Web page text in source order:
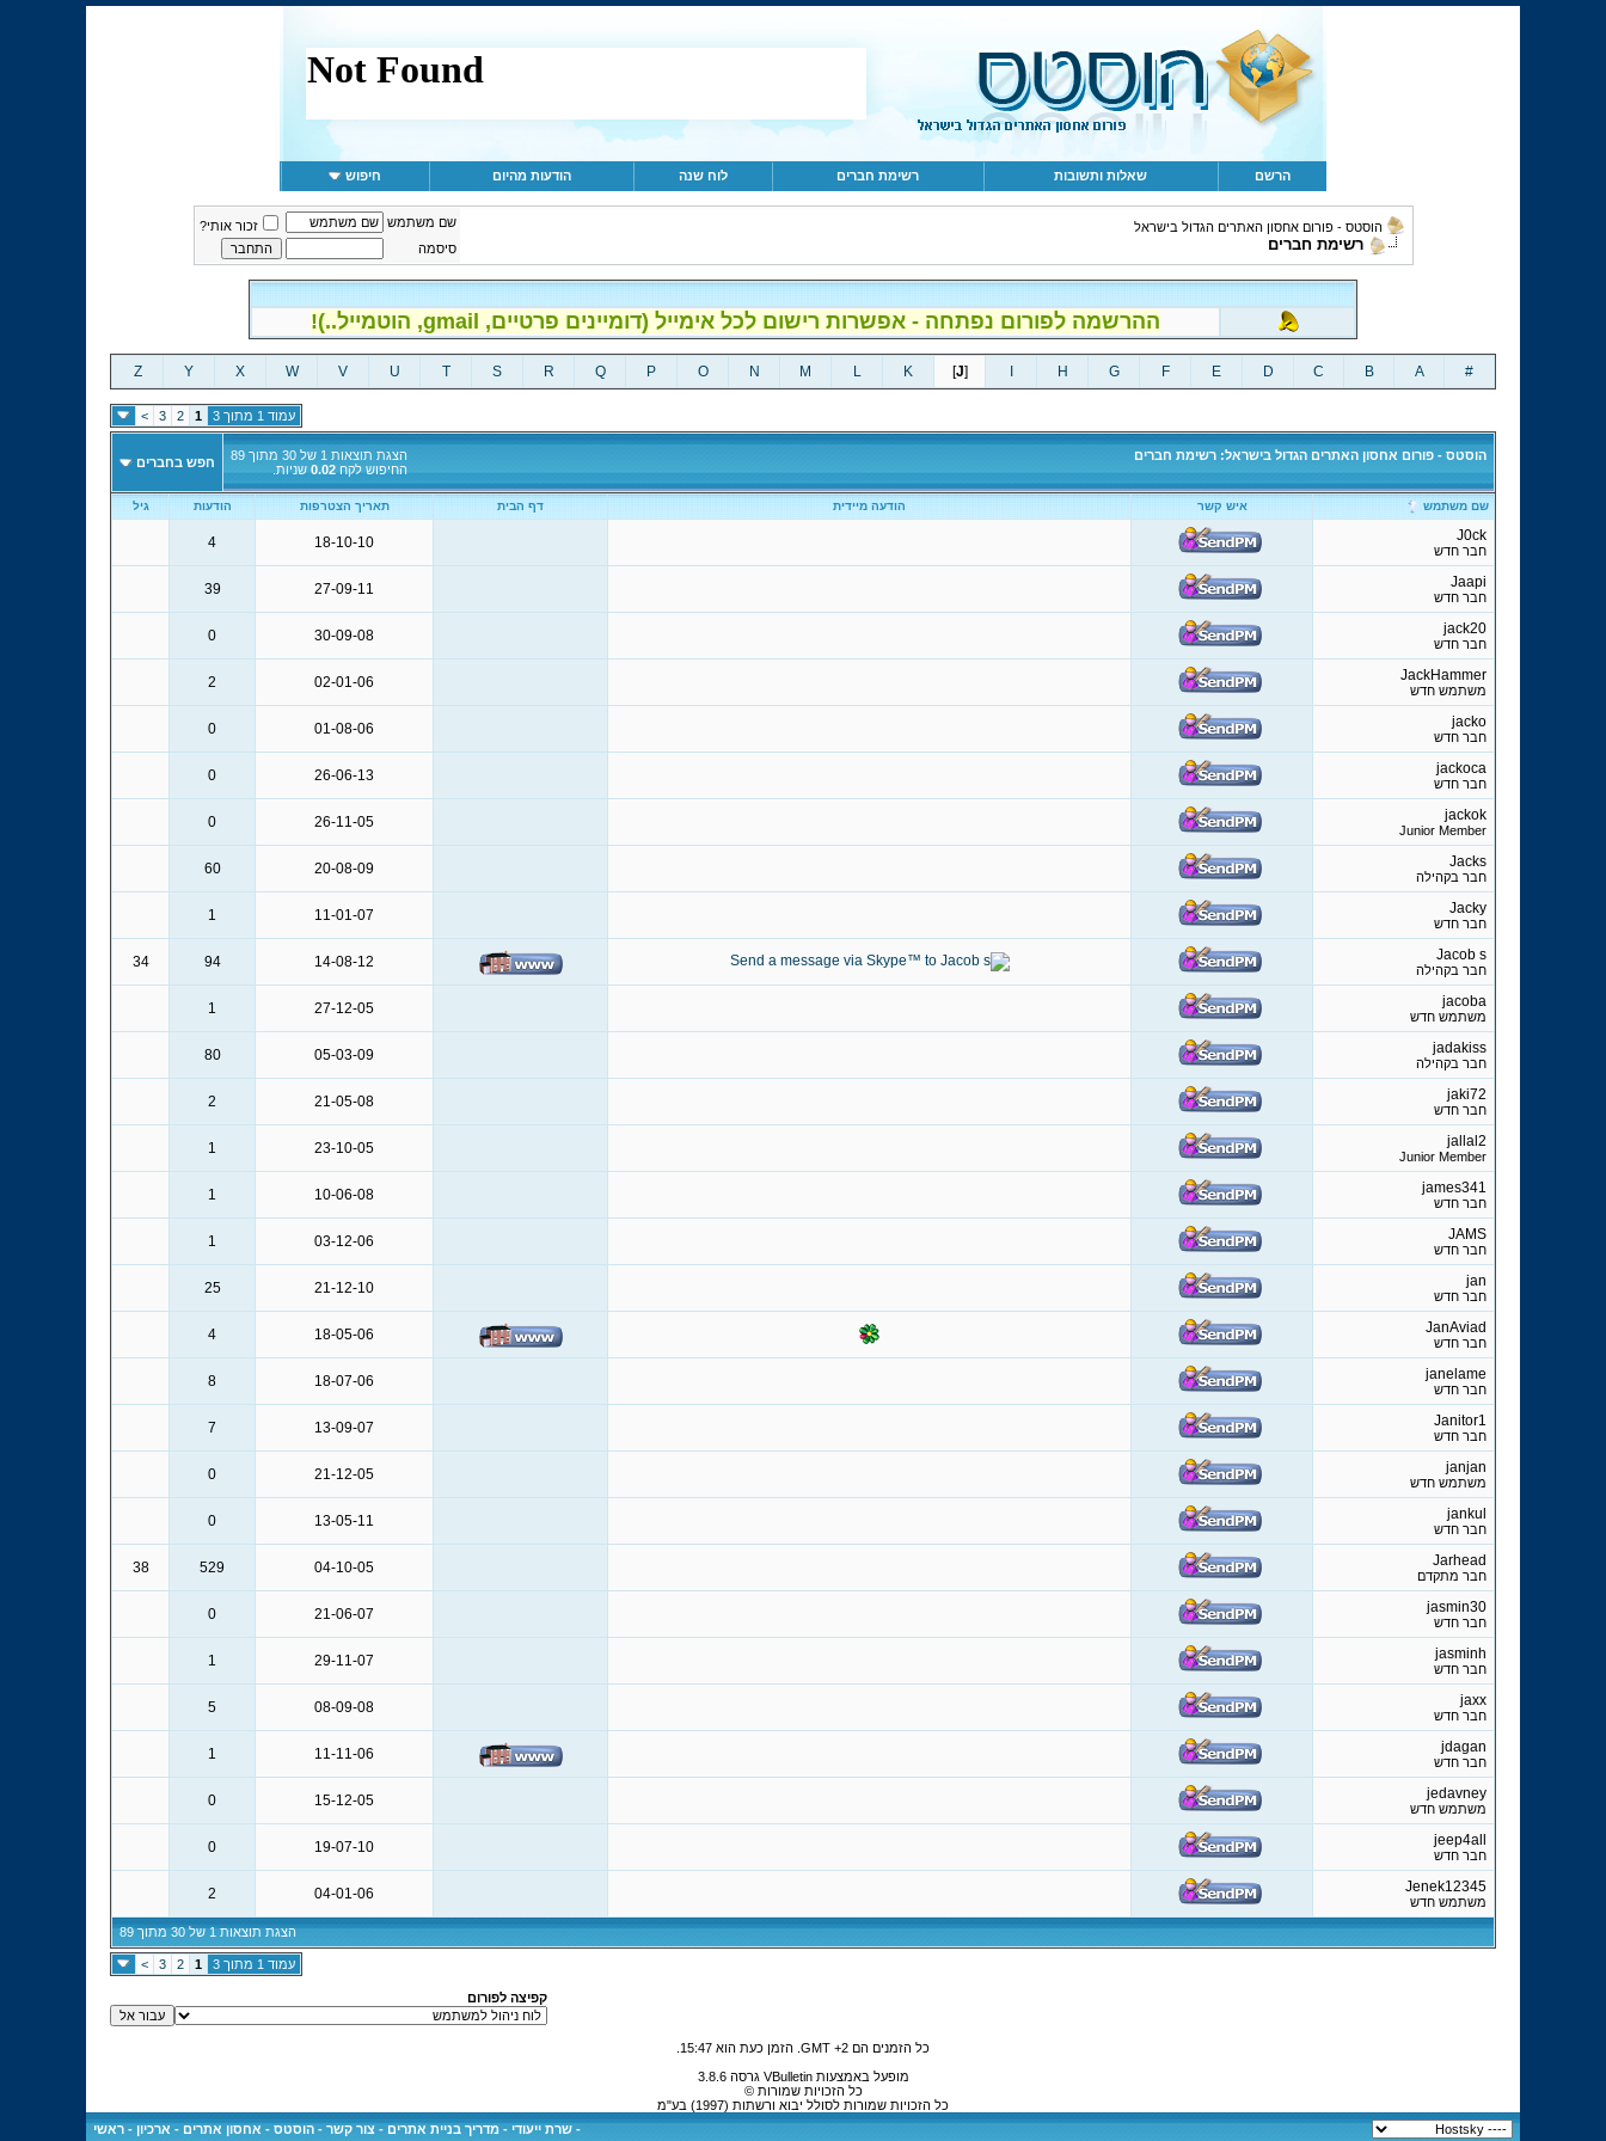
הרשם שאלות ותשובות רשימת חברים לוח שנה הודעות מהיום חיפוש
הוסטס - פורום אחסון האתרים הגדול בישראל
רשימת חברים
שם משתמש
זכור אותי?
סיסמה
ההרשמה לפורום נפתחה - אפשרות רישום לכל אימייל (דומיינים פרטיים, gmail, הוטמייל..)!
#
A
B
C
D
E
F
G
H
[
J
]
K
L
M
N
O
P
Q
R
S
T
U
V
W
X
Y
Z
עמוד 1 מתוך 3 1
2
3
>
הצגת תוצאות 1 של 30 מתוך 89
החיפוש לקח 0.02 שניות.
הוסטס - פורום אחסון האתרים הגדול בישראל: רשימת חברים חפש בחברים
שם משתמש איש קשר הודעה מיידית דף הבית תאריך הצטרפות הודעות גיל
J0ck
חבר חדש 18-10-10
4
Jaapi
חבר חדש 27-09-11
39
jack20
חבר חדש 30-09-08
0
JackHammer
משתמש חדש 02-01-06
2
jacko
חבר חדש 01-08-06
0
jackoca
חבר חדש 26-06-13
0
jackok
Junior Member
26-11-05
0
Jacks
חבר בקהילה 20-08-09
60
Jacky
חבר חדש 11-01-07
1
Jacob s
חבר בקהילה 14-08-12
94
34
jacoba
משתמש חדש 27-12-05
1
jadakiss
חבר בקהילה 05-03-09
80
jaki72
חבר חדש 21-05-08
2
jallal2
Junior Member
23-10-05
1
james341
חבר חדש 10-06-08
1
JAMS
חבר חדש 03-12-06
1
jan
חבר חדש 21-12-10
25
JanAviad
חבר חדש 18-05-06
4
janelame
חבר חדש 18-07-06
8
Janitor1
חבר חדש 13-09-07
7
janjan
משתמש חדש 21-12-05
0
jankul
חבר חדש 13-05-11
0
Jarhead
חבר מתקדם 04-10-05
529
38
jasmin30
חבר חדש 21-06-07
0
jasminh
חבר חדש 29-11-07
1
jaxx
חבר חדש 08-09-08
5
jdagan
חבר חדש 11-11-06
1
jedavney
משתמש חדש 15-12-05
0
jeep4all
חבר חדש 19-07-10
0
Jenek12345
משתמש חדש 04-01-06
2
הצגת תוצאות 1 של 30 מתוך 89
עמוד 1 מתוך 3 1
2
3
>
קפיצה לפורום
כל הזמנים הם GMT +2. הזמן כעת הוא 15:47
מופעל באמצעות VBulletin גרסה 3.8.6
כל הזכויות שמורות ©
כל הזכויות שמורות לסולל יבוא ורשתות (1997) בע"מ
- שרת ייעודי - מדריך בניית אתרים - צור קשר - הוסטס - אחסון אתרים - ארכיון - ראשי